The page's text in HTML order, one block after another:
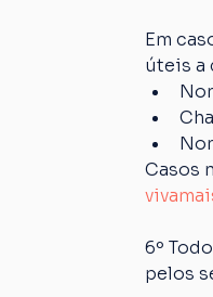
Em
úteis a
Casos
6º
pelos